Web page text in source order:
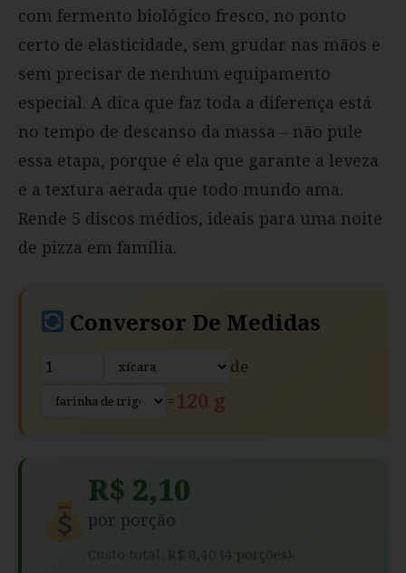
com fermento biológico fresco, no ponto
certo de elasticidade, sem grudar nas mãos e
sem precisar de nenhum equipamento
especial. A dica que faz toda a diferença está
no tempo de descanso da massa – não pule
essa etapa, porque é ela que garante a leveza
e a textura aerada que todo mundo ama.
Rende 5 discos médios, ideais para uma noite
de pizza em família.
Conversor De Medidas
de
=120 g
R$ 2,10
por porção
Custo total: R$ 8,40 (4 porções)